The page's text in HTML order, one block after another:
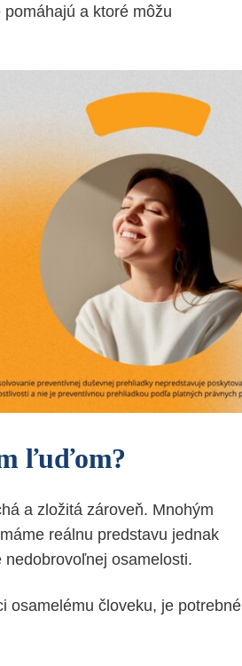
a ktoré môžu
ľuďom?
a zložitá zároveň. Mnohým
reálnu predstavu jednak
osamelosti.
osamelému človeku, je potrebné